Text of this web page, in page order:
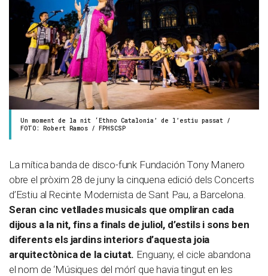
Un moment de la nit ‘Ethno Catalonia’ de l’estiu passat /
FOTO: Robert Ramos / FPHSCSP
La mítica banda de disco-funk Fundación Tony Manero
obre el pròxim 28 de juny la cinquena edició dels Concerts
d’Estiu al Recinte Modernista de Sant Pau, a Barcelona.
Seran cinc vetllades musicals que ompliran cada
dijous a la nit, fins a finals de juliol, d’estils i sons ben
diferents els jardins interiors d’aquesta joia
arquitectònica de la ciutat. Enguany, el cicle abandona
el nom de ‘Músiques del món’ que havia tingut en les